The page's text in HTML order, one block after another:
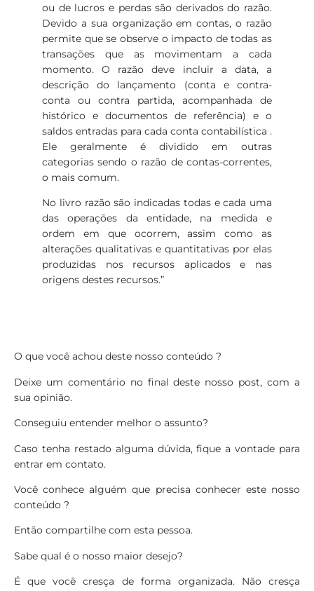
ou de lucros e perdas são derivados do razão.
Devido a sua organização em contas, o razão
permite que se observe o impacto de todas as
transações que as movimentam a cada
momento. O razão deve incluir a data, a
descrição do lançamento (conta e contra-
conta ou contra partida, acompanhada de
histórico e documentos de referência) e o
saldos entradas para cada conta contabilística .
Ele geralmente é dividido em outras
categorias sendo o razão de contas-correntes,
o mais comum.
No livro razão são indicadas todas e cada uma
das operações da entidade, na medida e
ordem em que ocorrem, assim como as
alterações qualitativas e quantitativas por elas
produzidas nos recursos aplicados e nas
origens destes recursos.”
O que você achou deste nosso conteúdo ?
Deixe um comentário no final deste nosso post, com a
sua opinião.
Conseguiu entender melhor o assunto?
Caso tenha restado alguma dúvida, fique a vontade para
entrar em contato.
Você conhece alguém que precisa conhecer este nosso
conteúdo ?
Então compartilhe com esta pessoa.
Sabe qual é o nosso maior desejo?
É que você cresça de forma organizada. Não cresça